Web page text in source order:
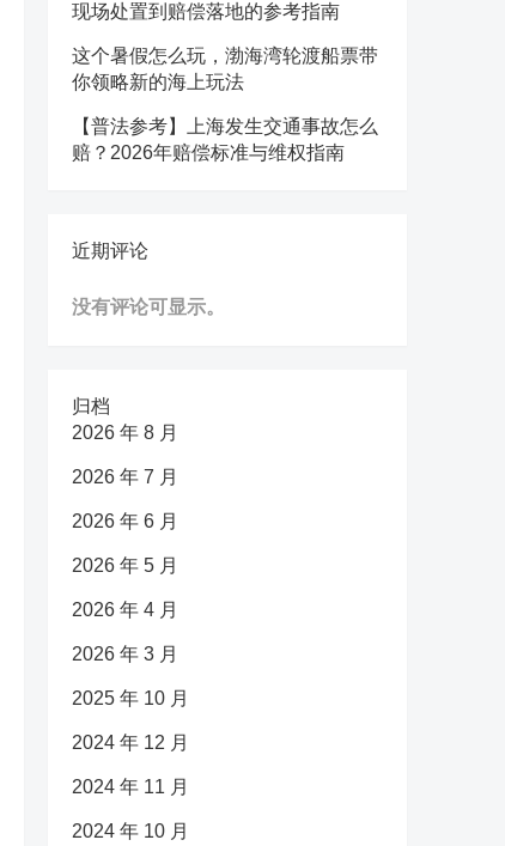
现场处置到赔偿落地的参考指南
这个暑假怎么玩，渤海湾轮渡船票带
你领略新的海上玩法
【普法参考】上海发生交通事故怎么
赔？2026年赔偿标准与维权指南
近期评论
没有评论可显示。
归档
2026 年 8 月
2026 年 7 月
2026 年 6 月
2026 年 5 月
2026 年 4 月
2026 年 3 月
2025 年 10 月
2024 年 12 月
2024 年 11 月
2024 年 10 月